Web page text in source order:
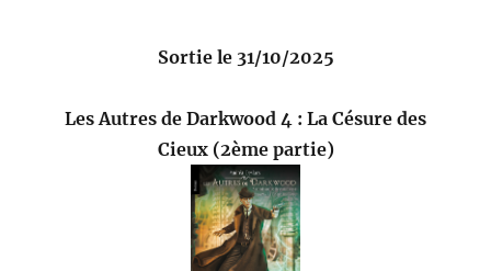
Sortie le 31/10/2025
Les Autres de Darkwood 4 : La Césure des
Cieux (2ème partie)